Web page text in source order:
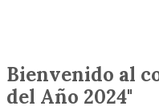
Bienvenido al
del Año 2024"